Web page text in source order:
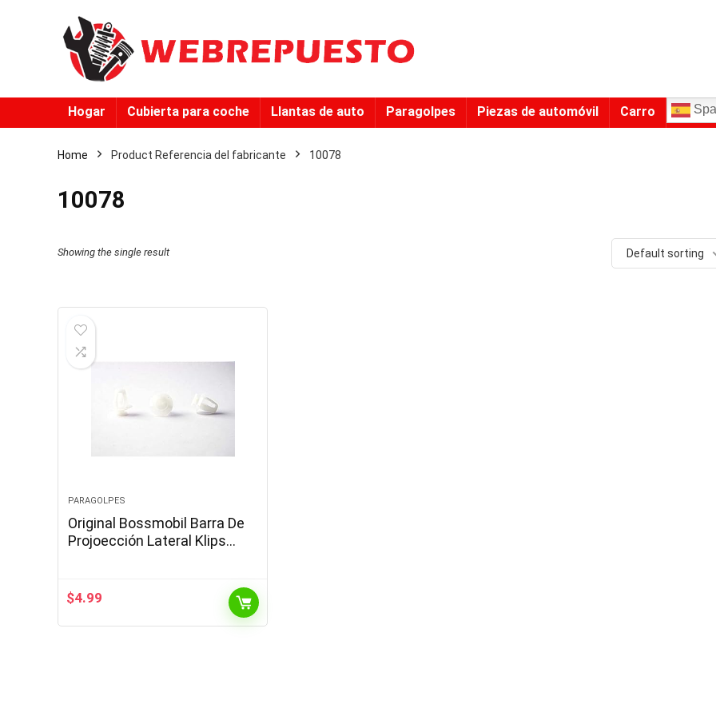
Hogar Cubierta para coche Llantas de auto Paragolpes Piezas de automóvil Carro
Home Product Referencia del fabricante ‎10078
‎10078
Showing the single result Default sorting
PARAGOLPES
Original Bossmobil Barra De
Projoección Lateral Klips
18 X 13 X 8…
$4.99